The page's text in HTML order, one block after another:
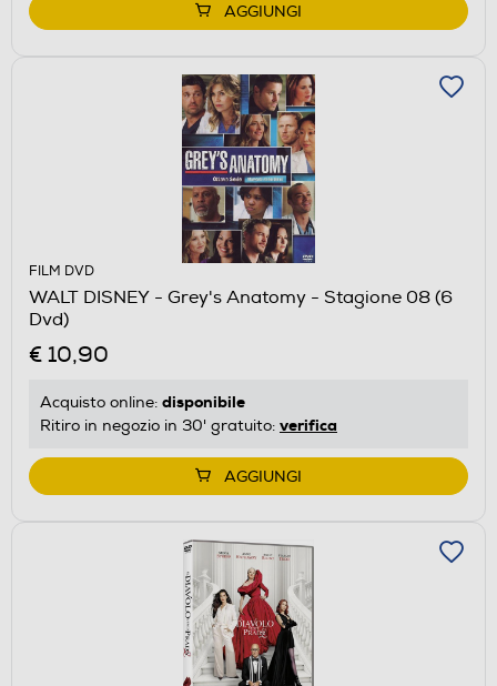
AGGIUNGI
FILM DVD
WALT DISNEY - Grey's Anatomy - Stagione 08 (6
Dvd)
€ 10,90
Acquisto online: disponibile
Ritiro in negozio in 30' gratuito: verifica
AGGIUNGI